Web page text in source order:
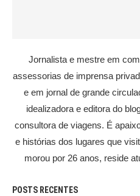
Jornalista e mestre em
assessorias de imprensa
e em jornal de grande
idealizadora e editora do
consultora de viagens. É
e histórias dos lugares que
morou por 26 anos, reside
POSTS RECENTES